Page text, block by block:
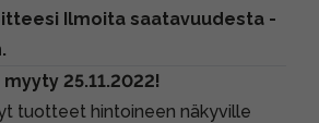
Ilmoita saatavuudesta -
25.11.2022!
tuotteet hintoineen näkyville